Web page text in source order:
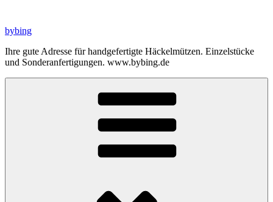
springen
bybing
Ihre gute Adresse für handgefertigte Häckelmützen. Einzelstücke
und Sonderanfertigungen. www.bybing.de